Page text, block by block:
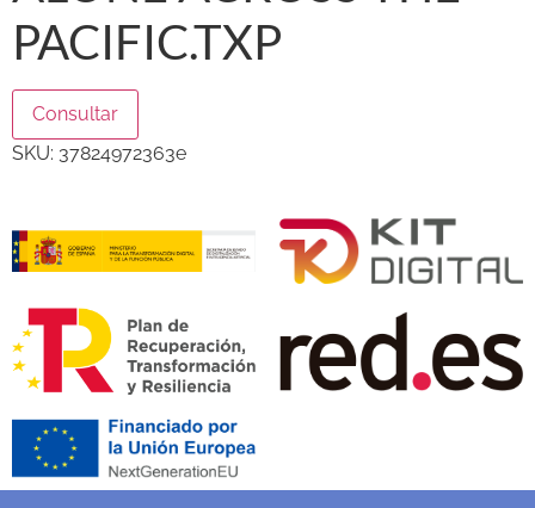
PACIFIC.TXP
Consultar
SKU: 37824972363e